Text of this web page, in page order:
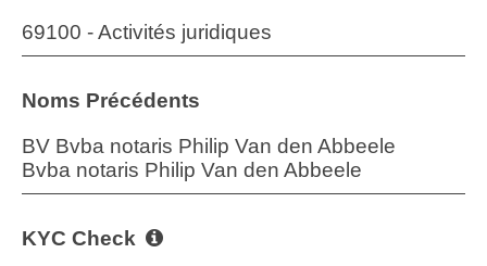
69100 - Activités juridiques
Noms Précédents
BV Bvba notaris Philip Van den Abbeele
Bvba notaris Philip Van den Abbeele
KYC Check